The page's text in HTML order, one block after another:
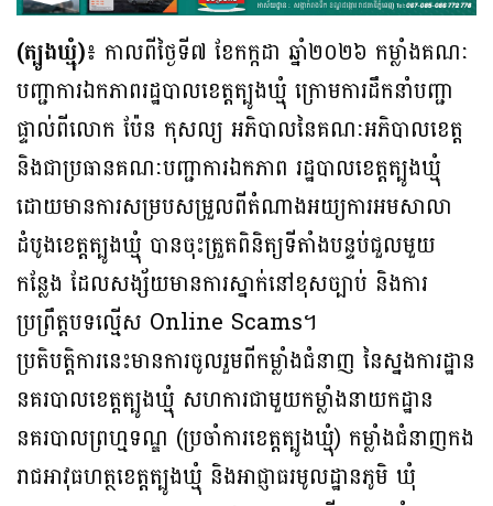
(ត្បូងឃ្មុំ)៖ កាលពីថ្ងៃទី៧ ខែកក្កដា ឆ្នាំ២០២៦ កម្លាំងគណៈ
បញ្ជាការឯកភាពរដ្ឋបាលខេត្តត្បូងឃ្មុំ ក្រោមការដឹកនាំបញ្ជា
ផ្ទាល់ពីលោក ប៉ែន កុសល្យ អភិបាលនៃគណៈអភិបាលខេត្ត
និងជាប្រធានគណៈបញ្ជាការឯកភាព រដ្ឋបាលខេត្តត្បូងឃ្មុំ
ដោយមានការសម្របសម្រួលពីតំណាងអយ្យការអមសាលា
ដំបូងខេត្តត្បូងឃ្មុំ បានចុះត្រួតពិនិត្យទីតាំងបន្ទប់ជួលមួយ
កន្លែង ដែលសង្ស័យមានការស្នាក់នៅខុសច្បាប់ និងការ
ប្រព្រឹត្តបទល្មើស Online Scams។
ប្រតិបត្តិការនេះមានការចូលរួមពីកម្លាំងជំនាញ នៃស្នងការដ្ឋាន
នគរបាលខេត្តត្បូងឃ្មុំ សហការជាមួយកម្លាំងនាយកដ្ឋាន
នគរបាលព្រហ្មទណ្ឌ (ប្រចាំការខេត្តត្បូងឃ្មុំ) កម្លាំងជំនាញកង
រាជអាវុធហត្ថខេត្តត្បូងឃ្មុំ និងអាជ្ញាធរមូលដ្ឋានភូមិ ឃុំ